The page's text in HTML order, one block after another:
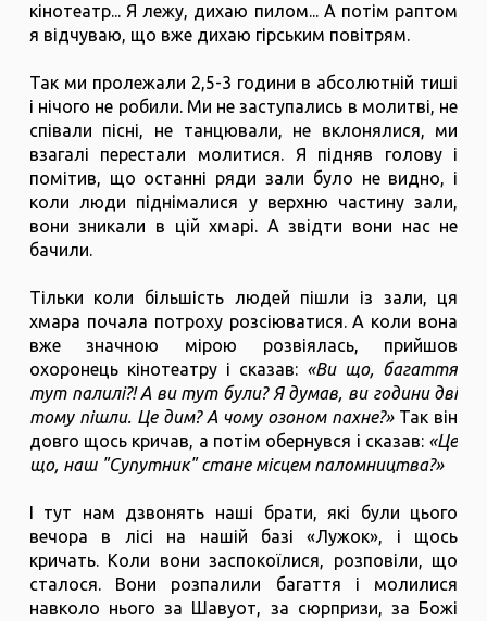
кінотеатр... Я лежу, дихаю пилом... А потім раптом
я відчуваю, що вже дихаю гірським повітрям.
Так ми пролежали 2,5-3 години в абсолютній тиші
і нічого не робили. Ми не заступались в молитві, не
співали пісні, не танцювали, не вклонялися, ми
взагалі перестали молитися. Я підняв голову і
помітив, що останні ряди зали було не видно, і
коли люди піднімалися у верхню частину зали,
вони зникали в цій хмарі. А звідти вони нас не
бачили.
Тільки коли більшість людей пішли із зали, ця
хмара почала потроху розсіюватися. А коли вона
вже значною мірою розвіялась, прийшов
охоронець кінотеатру і сказав: «Ви що, багаття
тут палилі?! А ви тут були? Я думав, ви години дві
тому пішли. Це дим? А чому озоном пахне?» Так він
довго щось кричав, а потім обернувся і сказав: «Це
що, наш "Супутник" стане місцем паломництва?»
І тут нам дзвонять наші брати, які були цього
вечора в лісі на нашій базі «Лужок», і щось
кричать. Коли вони заспокоїлися, розповіли, що
сталося. Вони розпалили багаття і молилися
навколо нього за Шавуот, за сюрпризи, за Божі